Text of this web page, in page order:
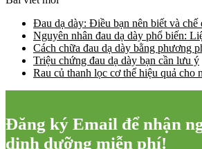
Đau dạ dày: Điều bạn nên biết và chế
Nguyên nhân đau dạ dày phổ biến:
Cách chữa đau dạ dày bằng phương
Triệu chứng đau dạ dày bạn cần lưu ý
Rau củ thanh lọc cơ thể hiệu quả cho
Đăng ký Email để nhận
dinh dưỡng miễn phí!